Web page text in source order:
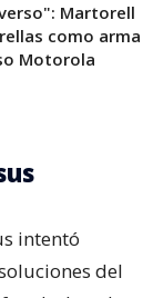
Martorell
como arma
Motorola
intentó
del